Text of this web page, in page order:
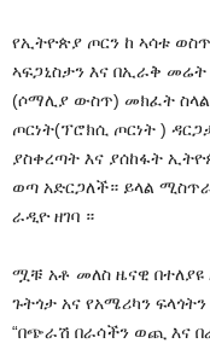
የኢትዮጵያ ጦርን ከ ኣሳቱ
ኣፍጋኒስታን እና በኢራቅ
(ሶማሊያ ውስጥ) መክፈት
ጦርነት(ፕሮክሲ ጦርነት )
ያስቀረጣት እና ያሰከፋት
ወጣ አድርጋለች። ይላል
ራዲዮ ዘገባ ።
ሟቹ አቶ መለስ ዜናዊ በተለያዩ
ጉትጎታ አና የአሜሪካን
“በጭራሽ በራሳችን ወጪ እና